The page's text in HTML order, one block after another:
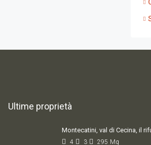
Ultime proprietà
Montecatini, val di Cecina, il
4 3 295 Mq